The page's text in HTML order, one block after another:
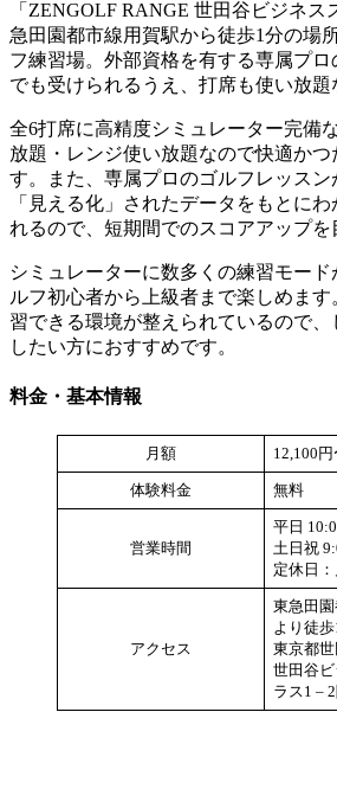
「ZENGOLF RANGE 世田谷ビジネ
急田園都市線用賀駅から徒歩1分の場
フ練習場。外部資格を有する専属プ
でも受けられるうえ、打席も使い放題
全6打席に高精度シミュレーター完備
放題・レンジ使い放題なので快適かつ
す。また、専属プロのゴルフレッス
「見える化」されたデータをもとに
れるので、短期間でのスコアアップを
シミュレーターに数多くの練習モー
ルフ初心者から上級者まで楽しめま
習できる環境が整えられているので
したい方におすすめです。
料金・基本情報
月額 12,100円
体験料金 無料
営業時間
平日
土日祝
定休日：
アクセス
東急田園
より徒
東京都
世田谷
ラス1 –